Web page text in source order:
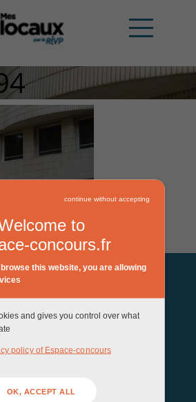
continue without accepting
to
concours.fr
this website, you are allowing
and gives you control over what
policy of Espace-concours
OK, ACCEPT ALL